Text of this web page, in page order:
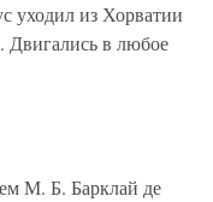
уходил из Хорватии
в любое
М. Б. Барклай де